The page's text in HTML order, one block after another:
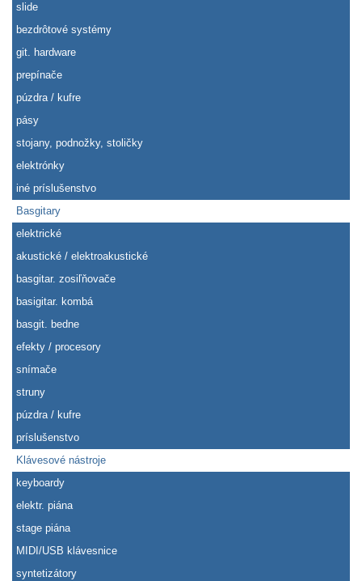
slide
bezdrôtové systémy
git. hardware
prepínače
púzdra / kufre
pásy
stojany, podnožky, stoličky
elektrónky
iné príslušenstvo
Basgitary
elektrické
akustické / elektroakustické
basgitar. zosiľňovače
basigitar. kombá
basgit. bedne
efekty / procesory
snímače
struny
púzdra / kufre
príslušenstvo
Klávesové nástroje
keyboardy
elektr. piána
stage piána
MIDI/USB klávesnice
syntetizátory